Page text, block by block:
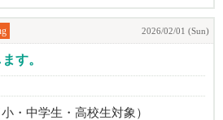
2026/02/01 (Sun)
す。
・中学生・高校生対象）